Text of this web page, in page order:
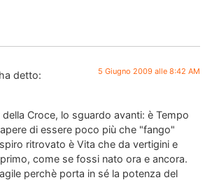
ha detto: 5 Giugno 2009 alle 8:42 AM
della Croce, lo sguardo avanti: è Tempo
di essere poco più che "fango"
ritrovato è Vita che da vertigini e
come se fossi nato ora e ancora.
perchè porta in sé la potenza del